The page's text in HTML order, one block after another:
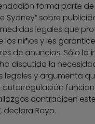
forma parte de
Sydney” sobre
legales que
los niños y les
de anuncios. Sólo la
discutido la
legales y argumenta
autorregulación
contradicen este
declara Royo.